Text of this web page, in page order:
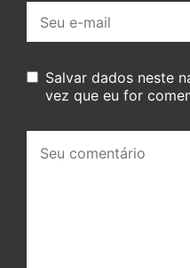
mail:
Salvar dados neste
vez que eu for
comentário: